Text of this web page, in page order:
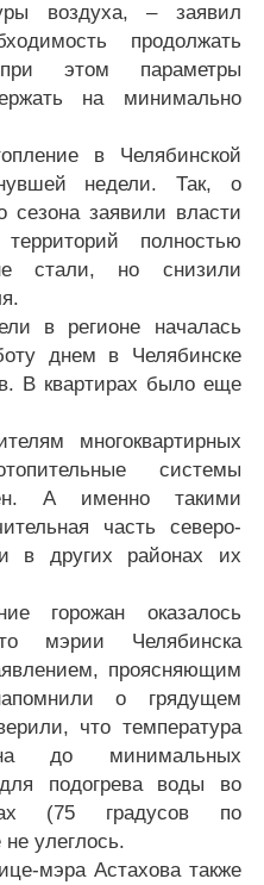
воздуха, – заявил
продолжать
этом параметры
на минимально
в Челябинской
недели. Так, о
сезона заявили власти
полностью
стали, но снизили
в регионе началась
днем в Челябинске
В квартирах было еще
многоквартирных
системы
А именно такими
часть северо-
в других районах их
горожан оказалось
мэрии Челябинска
проясняющим
о грядущем
что температура
до минимальных
подогрева воды во
(75 градусов по
улеглось.
мэра Астахова также